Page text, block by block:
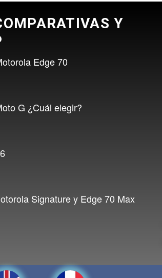
Y
Edge 70
G ¿Cuál elegir?
Signature y Edge 70 Max